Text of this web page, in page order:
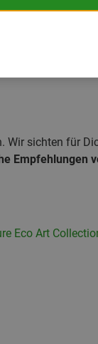
Wir sichten für
Empfehlungen
Eco Art